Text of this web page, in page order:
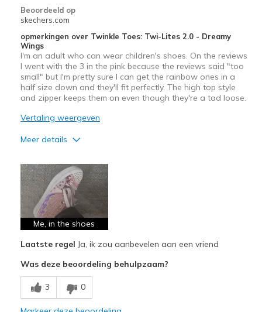
Sizing
Beoordeeld op
skechers.com
opmerkingen over Twinkle Toes: Twi-Lites 2.0 - Dreamy
Wings
I'm an adult who can wear children's shoes. On the reviews
I went with the 3 in the pink because the reviews said "too
small" but I'm pretty sure I can get the rainbow ones in a
half size down and they'll fit perfectly. The high top style
and zipper keeps them on even though they're a tad loose.
Vertaling weergeven
Meer details
Attractive Design
Comfortable
Stylish
Beste toepassingen
Casual Wear
Width
Sizing
Feels half size too big
Me, in the shoes
Laatste regel Ja, ik zou aanbevelen aan een vriend
Was deze beoordeling behulpzaam?
3 0